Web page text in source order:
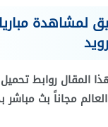
لمشاهدة
المقال روابط
مجاناً بث